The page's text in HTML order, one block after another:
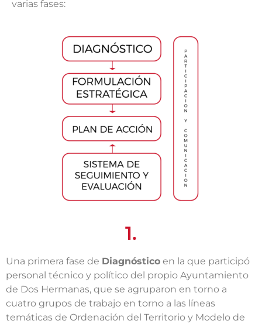
varias fases:
1.
Una primera fase de Diagnóstico en la que participó
personal técnico y político del propio Ayuntamiento
de Dos Hermanas, que se agruparon en torno a
cuatro grupos de trabajo en torno a las líneas
temáticas de Ordenación del Territorio y Modelo de